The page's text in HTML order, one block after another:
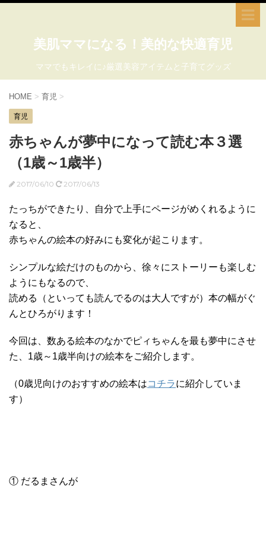
美肌ママになる！美的な快適育児
ママでもキレイに♪厳選美容アイテムと子育てグッズ
HOME > 育児 >
育児
赤ちゃんが夢中になって読む本３選
（1歳～1歳半）
2017/06/10 2017/06/13
たっちができたり、自分で上手にページがめくれるように
なると、
赤ちゃんの絵本の好みにも変化が起こります。
シンプルな絵だけのものから、徐々にストーリーも楽しむ
ようにもなるので、
読める（といっても読んでるのは大人ですが）本の幅がぐ
んとひろがります！
今回は、数ある絵本のなかでピィちゃんを最も夢中にさせ
た、1歳～1歳半向けの絵本をご紹介します。
（0歳児向けのおすすめの絵本はコチラに紹介していま
す）
① だるまさんが